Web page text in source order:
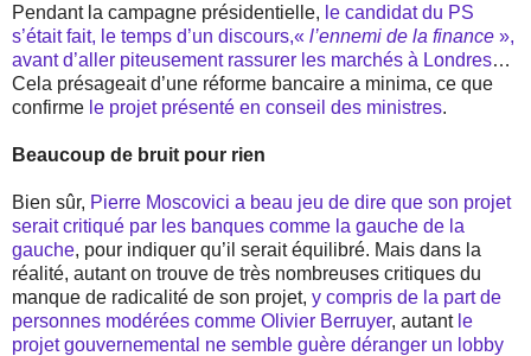
Pendant la campagne présidentielle, le candidat du PS
s’était fait, le temps d’un discours,« l’ennemi de la finance »,
avant d’aller piteusement rassurer les marchés à Londres…
Cela présageait d’une réforme bancaire a minima, ce que
confirme le projet présenté en conseil des ministres.
Beaucoup de bruit pour rien
Bien sûr, Pierre Moscovici a beau jeu de dire que son projet
serait critiqué par les banques comme la gauche de la
gauche, pour indiquer qu’il serait équilibré. Mais dans la
réalité, autant on trouve de très nombreuses critiques du
manque de radicalité de son projet, y compris de la part de
personnes modérées comme Olivier Berruyer, autant le
projet gouvernemental ne semble guère déranger un lobby